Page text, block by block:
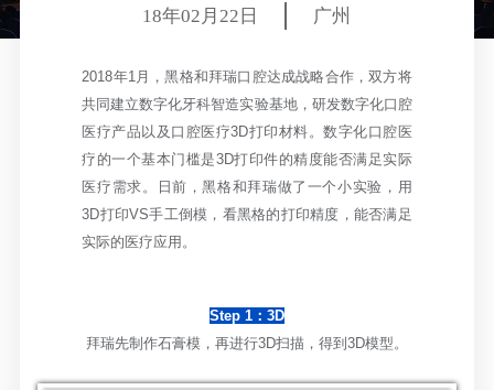
18年02月22日 广州
2018年1月，黑格和拜瑞口腔达成战略合作，双方将
共同建立数字化牙科智造实验基地，研发数字化口腔
医疗产品以及口腔医疗3D打印材料。数字化口腔医
疗的一个基本门槛是3D打印件的精度能否满足实际
医疗需求。日前，黑格和拜瑞做了一个小实验，用
3D打印VS手工倒模，看黑格的打印精度，能否满足
实际的医疗应用。
Step 1：3D
拜瑞先制作石膏模，再进行3D扫描，得到3D模型。